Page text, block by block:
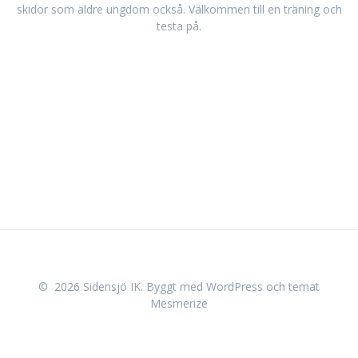
skidor som äldre ungdom också. Välkommen till en träning och
testa på.
© 2026 Sidensjö IK. Byggt med WordPress och temat
Mesmerize